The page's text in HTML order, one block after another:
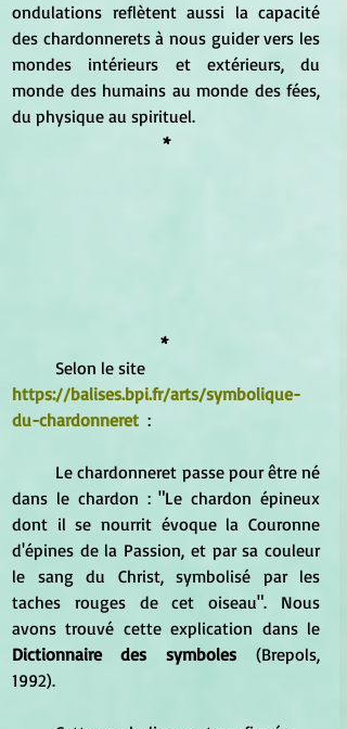
ondulations reflètent aussi la capacité
des chardonnerets à nous guider vers les
mondes intérieurs et extérieurs, du
monde des humains au monde des fées,
du physique au spirituel.
*
*
	Selon le site
https://balises.bpi.fr/arts/symbolique-
du-chardonneret
  :
dans le chardon : "Le chardon épineux
dont il se nourrit évoque la Couronne
d'épines de la Passion, et par sa couleur
le sang du Christ, symbolisé par les
taches rouges de cet oiseau". Nous
Dictionnaire des symboles (Brepols,
1992).